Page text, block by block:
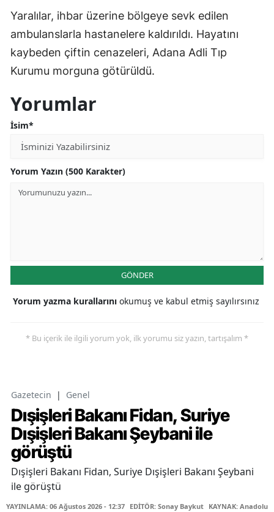
Yaralılar, ihbar üzerine bölgeye sevk edilen
ambulanslarla hastanelere kaldırıldı. Hayatını
kaybeden çiftin cenazeleri, Adana Adli Tıp
Kurumu morguna götürüldü.
Yorumlar
İsim*
Yorum Yazın (500 Karakter)
GÖNDER
Yorum yazma kurallarını okumuş ve kabul etmiş sayılırsınız
* Bu içerik ile ilgili yorum yok, ilk yorumu siz yazın, tartışalım *
Gazetecin | Genel
Dışişleri Bakanı Fidan, Suriye
Dışişleri Bakanı Şeybani ile
görüştü
Dışişleri Bakanı Fidan, Suriye Dışişleri Bakanı Şeybani
ile görüştü
YAYINLAMA: 06 Ağustos 2026 - 12:37 EDİTÖR: Sonay Baykut KAYNAK: Anadolu